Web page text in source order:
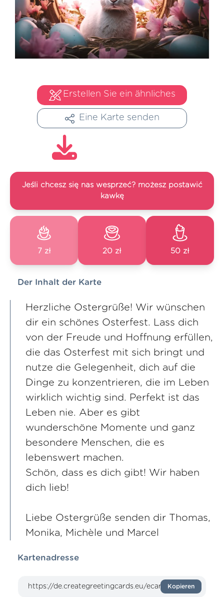
Erstellen Sie ein ähnliches
Eine Karte senden
Jeśli chcesz się nas wesprzeć? możesz postawić
kawkę
7 zł 20 zł 50 zł
Der Inhalt der Karte
Herzliche Ostergrüße! Wir wünschen
dir ein schönes Osterfest. Lass dich
von der Freude und Hoffnung erfüllen,
die das Osterfest mit sich bringt und
nutze die Gelegenheit, dich auf die
Dinge zu konzentrieren, die im Leben
wirklich wichtig sind. Perfekt ist das
Leben nie. Aber es gibt
wunderschöne Momente und ganz
besondere Menschen, die es
lebenswert machen.
Schön, dass es dich gibt! Wir haben
dich lieb!
Liebe Ostergrüße senden dir Thomas,
Monika, Michèle und Marcel
Kartenadresse
Kopieren